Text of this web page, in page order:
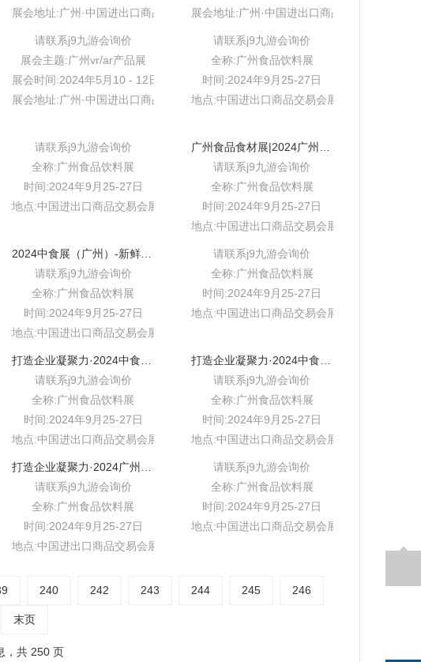
展会地址:广州·中国进出口商品交易会展馆展会地址:广州·中国进出口商品交易会展馆
展馆
请联系j9九游会询价
展会主题:广州vr/ar产品展
展会时间:2024年5月10 - 12日
展会地址:广州·中国进出口商品交易会展馆
请联系j9九游会询价
全称:广州食品饮料展
时间:2024年9月25-27日
地点:中国进出口商品交易会展馆b区
请联系j9九游会询价
全称:广州食品饮料展
时间:2024年9月25-27日
地点:中国进出口商品交易会展馆b区
请联系j9九游会询价
全称:广州食品饮料展
时间:2024年9月25-27日
地点:中国进出口商品交易会展馆b区
请联系j9九游会询价
全称:广州食品饮料展
时间:2024年9月25-27日
地点:中国进出口商品交易会展馆b区
请联系j9九游会询价
全称:广州食品饮料展
时间:2024年9月25-27日
地点:中国进出口商品交易会展馆b区
请联系j9九游会询价
全称:广州食品饮料展
时间:2024年9月25-27日
地点:中国进出口商品交易会展馆b区
请联系j9九游会询价
全称:广州食品饮料展
时间:2024年9月25-27日
地点:中国进出口商品交易会展馆b区
请联系j9九游会询价
全称:广州食品饮料展
时间:2024年9月25-27日
地点:中国进出口商品交易会展馆b区
请联系j9九游会询价
全称:广州食品饮料展
时间:2024年9月25-27日
地点:中国进出口商品交易会展馆b区
240 242 243 244 245 246
末页
，共 250 页